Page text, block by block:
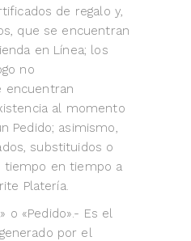
de regalo y,
que se encuentran
en Línea; los
no
encuentran
al momento
Pedido; asimismo,
substituidos o
tiempo en tiempo a
Platería.
o «Pedido».- Es el
por el